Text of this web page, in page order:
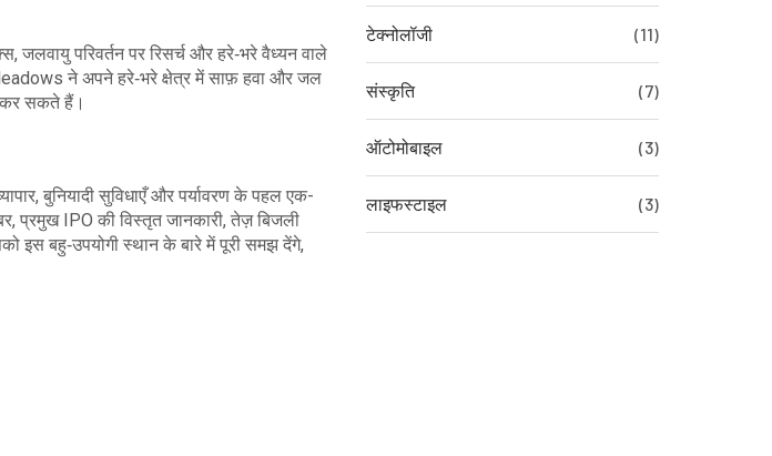
जलवायु परिवर्तन पर रिसर्च और हरे‑भरे वैध्यन वाले
ने अपने हरे‑भरे क्षेत्र में साफ़ हवा और जल
कर सकते हैं।
बुनियादी सुविधाएँ और पर्यावरण के पहल एक-
प्रमुख IPO की विस्तृत जानकारी, तेज़ बिजली
इस बहु‑उपयोगी स्थान के बारे में पूरी समझ देंगे,
टेक्नोलॉजी (11)
संस्कृति (7)
ऑटोमोबाइल (3)
लाइफस्टाइल (3)